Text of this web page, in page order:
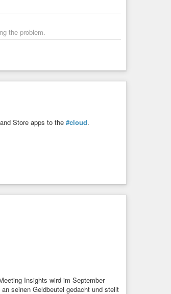
the problem.
Store apps to the #cloud.
Insights wird im September
seinen Geldbeutel gedacht und stellt